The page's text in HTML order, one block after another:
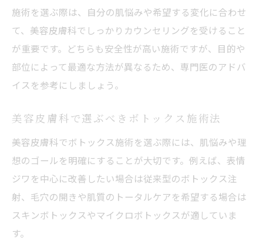
施術を選ぶ際は、自分の肌悩みや希望する変化に合わせ
て、美容皮膚科でしっかりカウンセリングを受けること
が重要です。どちらも安全性が高い施術ですが、目的や
部位によって最適な方法が異なるため、専門医のアドバ
イスを参考にしましょう。
美容皮膚科で選ぶべきボトックス施術法
美容皮膚科でボトックス施術を選ぶ際には、肌悩みや理
想のゴールを明確にすることが大切です。例えば、表情
ジワを中心に改善したい場合は従来型のボトックス注
射、毛穴の開きや肌質のトータルケアを希望する場合は
スキンボトックスやマイクロボトックスが適していま
す。